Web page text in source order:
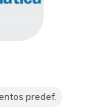
predef.